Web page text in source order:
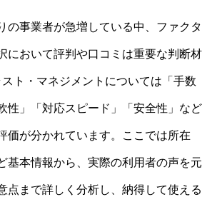
の事業者が急増している中、ファクタ
において評判や口コミは重要な判断材
ト・マネジメントについては「手数
性」「対応スピード」「安全性」など
価が分かれています。ここでは所在
基本情報から、実際の利用者の声を元
点まで詳しく分析し、納得して使える